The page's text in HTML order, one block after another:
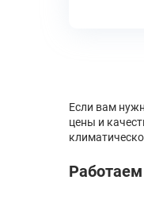
Если вам
цены и